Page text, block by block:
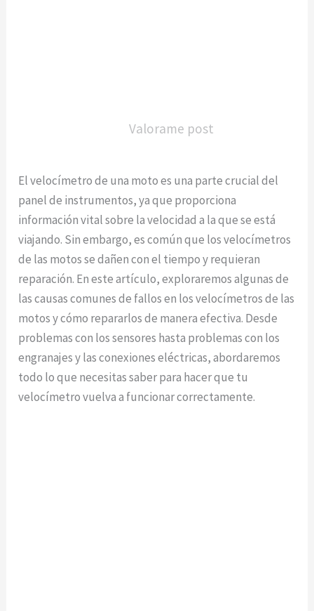
Valorame post
El velocímetro de una moto es una parte crucial del
panel de instrumentos, ya que proporciona
información vital sobre la velocidad a la que se está
viajando. Sin embargo, es común que los velocímetros
de las motos se dañen con el tiempo y requieran
reparación. En este artículo, exploraremos algunas de
las causas comunes de fallos en los velocímetros de las
motos y cómo repararlos de manera efectiva. Desde
problemas con los sensores hasta problemas con los
engranajes y las conexiones eléctricas, abordaremos
todo lo que necesitas saber para hacer que tu
velocímetro vuelva a funcionar correctamente.